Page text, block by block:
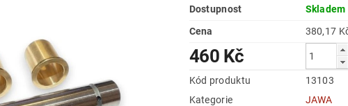
Dostupnost Skladem
Cena
460 Kč
Kód produktu
13103
Kategorie
JAWA